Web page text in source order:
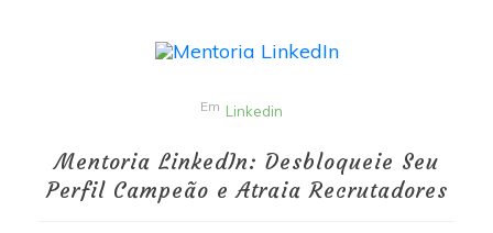
Em Linkedin
Mentoria LinkedIn: Desbloqueie Seu
Perfil Campeão e Atraia Recrutadores